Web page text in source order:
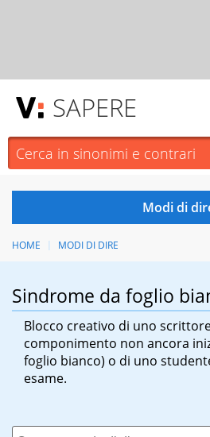
SAPERE
HOME MODI DI DIRE
Sindrome da foglio
Blocco creativo di uno
componimento non ancora
foglio bianco) o di uno
esame.